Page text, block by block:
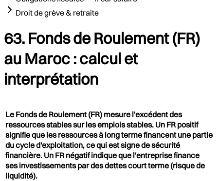
Droit de grève & retraite
63. Fonds de Roulement (FR)
au Maroc : calcul et
interprétation
Le Fonds de Roulement (FR) mesure l'excédent des
ressources stables sur les emplois stables. Un FR positif
signifie que les ressources à long terme financent une partie
du cycle d'exploitation, ce qui est signe de sécurité
financière. Un FR négatif indique que l'entreprise finance
ses investissements par des dettes court terme (risque de
liquidité).